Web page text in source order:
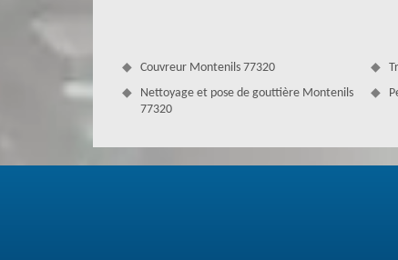
Couvreurs nettoyage et
Trouver des couvreurs compétents et moins cher en
très difficile, mais si vous êtes dans la Montenils, vous
Couvreur Montenils 77320
Nettoyage et pose de gouttière Montenils
77320